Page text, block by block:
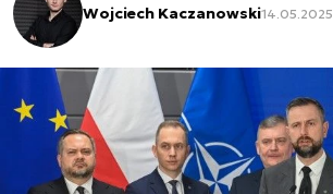
Wojciech Kaczanowski14.05.2025